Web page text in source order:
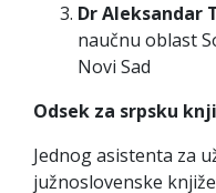
Dr Aleksandar
naučnu oblast
Novi Sad
Odsek za srpsku
Jednog asistenta za
južnoslovenske